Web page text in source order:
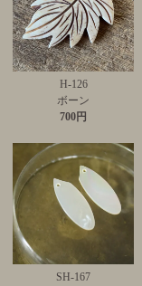
H-126
ボーン
700円
SH-167